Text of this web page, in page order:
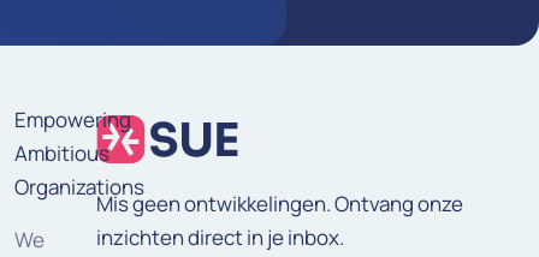
Empowering
Ambitious
Organizations
We
Mis geen ontwikkelingen. Ontvang onze
inzichten direct in je inbox.